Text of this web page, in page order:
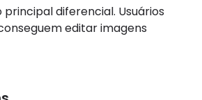
principal diferencial. Usuários
editar imagens